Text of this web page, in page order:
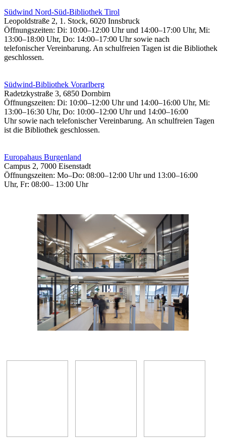
Südwind Nord-Süd-Bibliothek Tirol
Leopoldstraße 2, 1. Stock, 6020 Innsbruck
Öffnungszeiten: Di: 10:00–12:00 Uhr und 14:00–17:00 Uhr, Mi:
13:00–18:00 Uhr, Do: 14:00–17:00 Uhr sowie nach
telefonischer Vereinbarung. An schulfreien Tagen ist die Bibliothek
geschlossen.
Südwind-Bibliothek Vorarlberg
Radetzkystraße 3, 6850 Dornbirn
Öffnungszeiten: Di: 10:00–12:00 Uhr und 14:00–16:00 Uhr, Mi:
13:00–16:30 Uhr, Do: 10:00–12:00 Uhr und 14:00–16:00
Uhr sowie nach telefonischer Vereinbarung. An schulfreien Tagen
ist die Bibliothek geschlossen.
Europahaus Burgenland
Campus 2, 7000 Eisenstadt
Öffnungszeiten: Mo–Do: 08:00–12:00 Uhr und 13:00–16:00
Uhr, Fr: 08:00– 13:00 Uhr